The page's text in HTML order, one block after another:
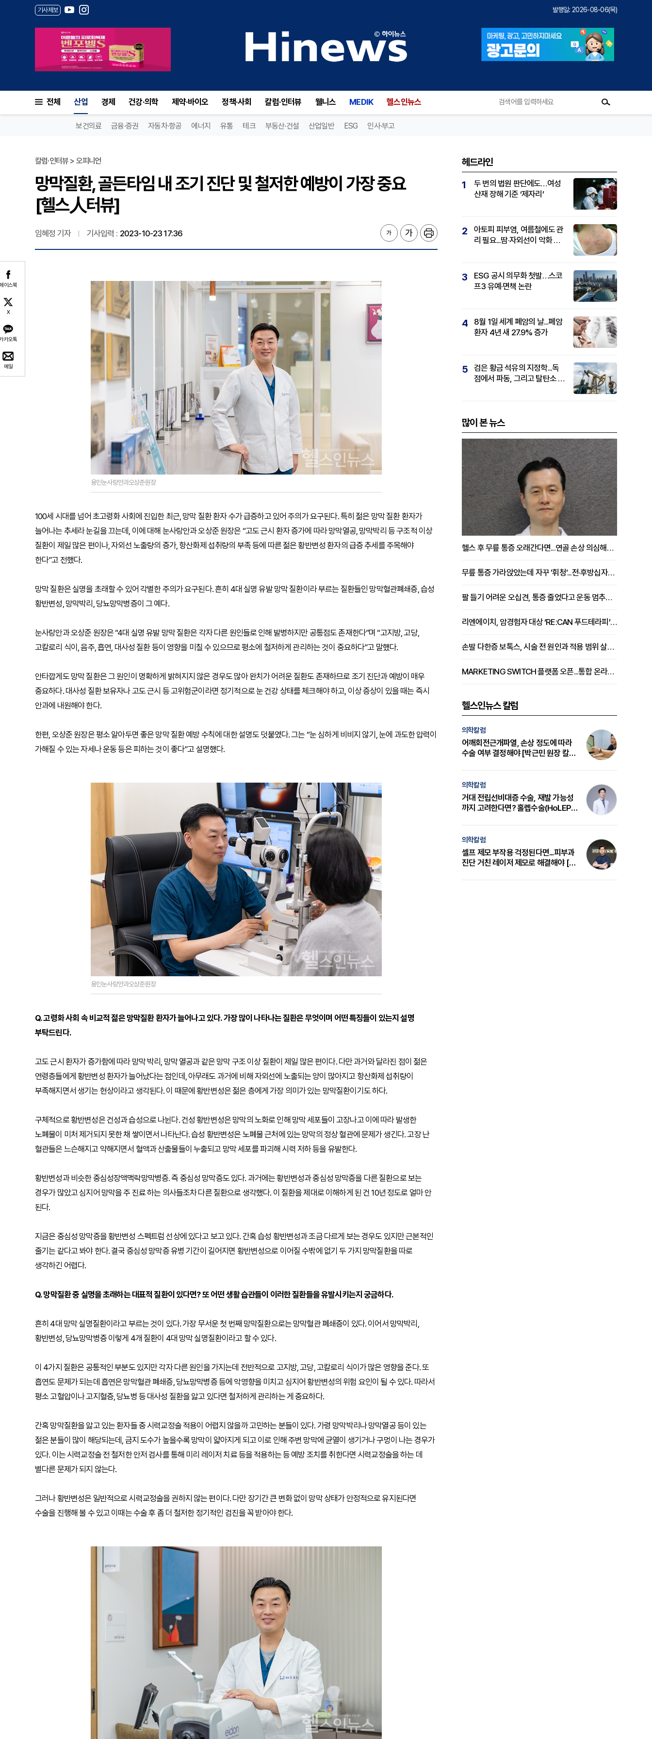
기사제보 발행일: 2026-08-06(목)
전체 산업 경제 건강·의학 제약·바이오 정책·사회 칼럼·인터뷰 웰니스 MEDIK 헬스인뉴스
보건의료 금융·증권 자동차·항공 에너지 유통 테크 부동산·건설 산업일반 ESG 인사·부고
이스북
X
카오톡
메일
칼럼·인터뷰 > 오피니언
망막질환, 골든타임 내 조기 진단 및 철저한 예방이 가장 중요
[헬스人터뷰]
임혜정 기자 기사입력 : 2023-10-23 17:36
용인눈사랑안과오상준원장
100세 시대를 넘어 초고령화 사회에 진입한 최근, 망막 질환 환자 수가 급증하고 있어 주의가 요구된다. 특히 젊은 망막 질환 환자가
늘어나는 추세라 눈길을 끄는데, 이에 대해 눈사랑안과 오상준 원장은 “고도 근시 환자 증가에 따라 망막열공, 망막박리 등 구조적 이상
질환이 제일 많은 편이나, 자외선 노출량의 증가, 항산화제 섭취량의 부족 등에 따른 젊은 황반변성 환자의 급증 추세를 주목해야
한다”고 전했다.
망막 질환은 실명을 초래할 수 있어 각별한 주의가 요구된다. 흔히 4대 실명 유발 망막 질환이라 부르는 질환들인 망막혈관폐쇄증, 습성
황반변성, 망막박리, 당뇨망막병증이 그 예다.
눈사랑안과 오상준 원장은 “4대 실명 유발 망막 질환은 각자 다른 원인들로 인해 발병하지만 공통점도 존재한다”며 “고지방, 고당,
고칼로리 식이, 음주, 흡연, 대사성 질환 등이 영향을 미칠 수 있으므로 평소에 철저하게 관리하는 것이 중요하다”고 말했다.
안타깝게도 망막 질환은 그 원인이 명확하게 밝혀지지 않은 경우도 많아 완치가 어려운 질환도 존재하므로 조기 진단과 예방이 매우
중요하다. 대사성 질환 보유자나 고도 근시 등 고위험군이라면 정기적으로 눈 건강 상태를 체크해야 하고, 이상 증상이 있을 때는 즉시
안과에 내원해야 한다.
한편, 오상준 원장은 평소 알아두면 좋은 망막 질환 예방 수칙에 대한 설명도 덧붙였다. 그는 “눈 심하게 비비지 않기, 눈에 과도한 압력이
가해질 수 있는 자세나 운동 등은 피하는 것이 좋다”고 설명했다.
용인눈사랑안과오상준원장
Q. 고령화 사회 속 비교적 젊은 망막질환 환자가 늘어나고 있다. 가장 많이 나타나는 질환은 무엇이며 어떤 특징들이 있는지 설명
부탁드린다.
고도 근시 환자가 증가함에 따라 망막 박리, 망막 열공과 같은 망막 구조 이상 질환이 제일 많은 편이다. 다만 과거와 달라진 점이 젊은
연령층들에게 황반변성 환자가 늘어났다는 점인데, 아무래도 과거에 비해 자외선에 노출되는 양이 많아지고 항산화제 섭취량이
부족해지면서 생기는 현상이라고 생각된다. 이 때문에 황반변성은 젊은 층에게 가장 의미가 있는 망막질환이기도 하다.
구체적으로 황반변성은 건성과 습성으로 나뉜다. 건성 황반변성은 망막의 노화로 인해 망막 세포들이 고장나고 이에 따라 발생한
노폐물이 미처 제거되지 못한 채 쌓이면서 나타난다. 습성 황반변성은 노폐물 근처에 있는 망막의 정상 혈관에 문제가 생긴다. 고장 난
혈관들은 느슨해지고 약해지면서 혈액과 산출물들이 누출되고 망막 세포를 파괴해 시력 저하 등을 유발한다.
황반변성과 비슷한 중심성장액맥락망막병증. 즉 중심성 망막증도 있다. 과거에는 황반변성과 중심성 망막증을 다른 질환으로 보는
경우가 많았고 심지어 망막을 주 진료 하는 의사들조차 다른 질환으로 생각했다. 이 질환을 제대로 이해하게 된 건 10년 정도로 얼마 안
된다.
지금은 중심성 망막증을 황반변성 스펙트럼 선상에 있다고 보고 있다. 간혹 습성 황반변성과 조금 다르게 보는 경우도 있지만 근본적인
줄기는 같다고 봐야 한다. 결국 중심성 망막증 유병 기간이 길어지면 황반변성으로 이어질 수밖에 없기 두 가지 망막질환을 따로
생각하긴 어렵다.
Q. 망막질환 중 실명을 초래하는 대표적 질환이 있다면? 또 어떤 생활 습관들이 이러한 질환들을 유발시키는지 궁금하다.
흔히 4대 망막 실명질환이라고 부르는 것이 있다. 가장 무서운 첫 번째 망막질환으로는 망막혈관 폐쇄증이 있다. 이어서 망막박리,
황반변성, 당뇨망막병증 이렇게 4개 질환이 4대 망막 실명질환이라고 할 수 있다.
이 4가지 질환은 공통적인 부분도 있지만 각자 다른 원인을 가지는데 전반적으로 고지방, 고당, 고칼로리 식이가 많은 영향을 준다. 또
흡연도 문제가 되는데 흡연은 망막혈관 폐쇄증, 당뇨망막병증 등에 악영향을 미치고 심지어 황반변성의 위험 요인이 될 수 있다. 따라서
평소 고혈압이나 고지혈증, 당뇨병 등 대사성 질환을 앓고 있다면 철저하게 관리하는 게 중요하다.
간혹 망막질환을 앓고 있는 환자들 중 시력교정술 적용이 어렵지 않을까 고민하는 분들이 있다. 가령 망막박리나 망막열공 등이 있는
젊은 분들이 많이 해당되는데, 금지 도수가 높을수록 망막이 얇아지게 되고 이로 인해 주변 망막에 균열이 생기거나 구멍이 나는 경우가
있다. 이는 시력교정술 전 철저한 안저 검사를 통해 미리 레이저 치료 등을 적용하는 등 예방 조치를 취한다면 시력교정술을 하는 데
별다른 문제가 되지 않는다.
그러나 황반변성은 일반적으로 시력교정술을 권하지 않는 편이다. 다만 장기간 큰 변화 없이 망막 상태가 안정적으로 유지된다면
수술을 진행해 볼 수 있고 이때는 수술 후 좀 더 철저한 정기적인 검진을 꼭 받아야 한다.
헤드라인
1
두 번의 법원 판단에도…여성
산재 장해 기준 ‘제자리’
2
아토피 피부염, 여름철에도 관
리 필요...땀·자외선이 악화 요
3
ESG 공시 의무화 첫발…스코
프3 유예·면책 논란
4
8월 1일 세계 폐암의 날...폐암
환자 4년 새 27.9% 증가
5
검은 황금 석유의 지정학...독
점에서 파동, 그리고 탈탄소 패
많이 본 뉴스
헬스 후 무릎 통증 오래간다면...연골 손상 의심해야 [김상범 원장 칼럼]
무릎 통증 가라앉았는데 자꾸 '휘청'...전·후방십자인대 파열 확인해야 [곽우경 원장 칼럼]
팔 들기 어려운 오십견, 통증 줄었다고 운동 멈추면 안 되는 이유 [이병욱 원장 칼럼]
리엔에이치, 암경험자 대상 ‘RE:CAN 푸드테라피’ 운영
손발 다한증 보톡스, 시술 전 원인과 적용 범위 살펴야 [강윤일 원장 칼럼]
MARKETING SWITCH 플랫폼 오픈...통합 온라인 마케팅 서비스 확대
헬스인뉴스 칼럼
의학칼럼
어깨회전근개파열, 손상 정도에 따라
수술 여부 결정해야 [박근민 원장 칼
의학칼럼
거대 전립선비대증 수술, 재발 가능성
까지 고려한다면? 홀렙수술(HoLEP)
의학칼럼
셀프 제모 부작용 걱정된다면...피부과
진단 거친 레이저 제모로 해결해야 [변